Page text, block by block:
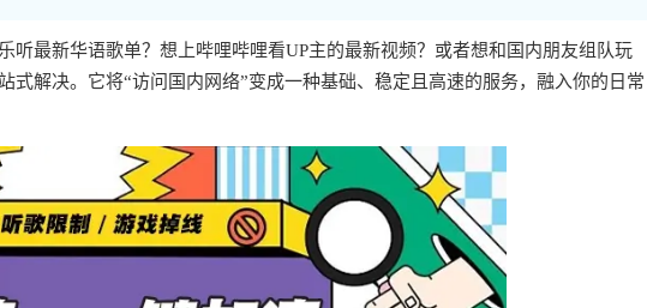
听最新华语歌单？想上哔哩哔哩看UP主的最新视频？或者想和国内朋友组队玩
式解决。它将“访问国内网络”变成一种基础、稳定且高速的服务，融入你的日常